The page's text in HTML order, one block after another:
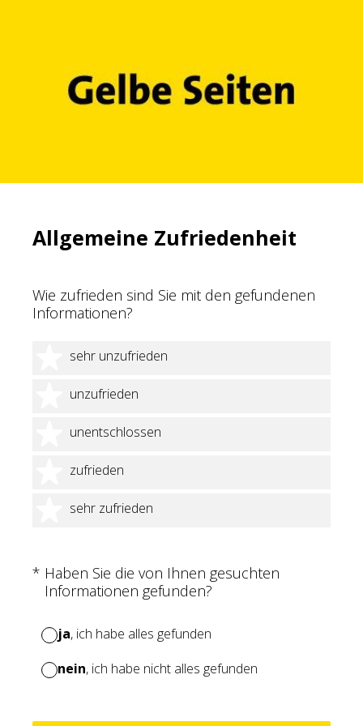
Allgemeine Zufriedenheit
Wie zufrieden sind Sie mit den gefundenen
Informationen?
sehr unzufrieden
1 Stern
unzufrieden
2 Sterne
unentschlossen
3 Sterne
zufrieden
4 Sterne
sehr zufrieden
5 Sterne
* Haben Sie die von Ihnen gesuchten
Informationen gefunden?
(Erforderlich.)
ja, ich habe alles gefunden
nein, ich habe nicht alles gefunden